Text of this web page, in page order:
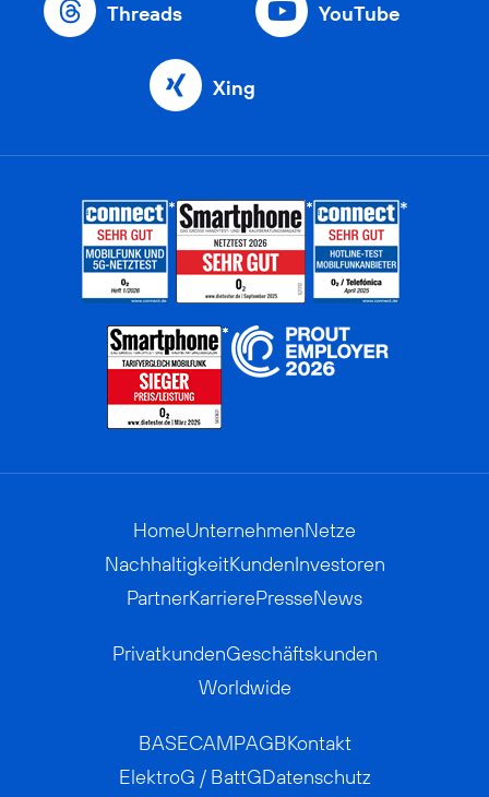
Threads YouTube
Xing
HomeUnternehmenNetze
NachhaltigkeitKundenInvestoren
PartnerKarrierePresseNews
PrivatkundenGeschäftskunden
Worldwide
BASECAMPAGBKontakt
ElektroG / BattGDatenschutz